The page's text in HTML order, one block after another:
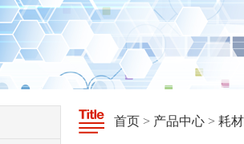
首页 > 产品中心 > 耗材